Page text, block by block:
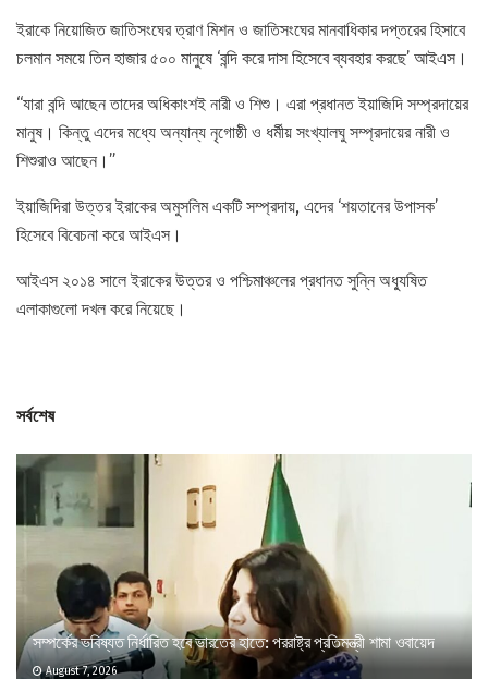
ইরাকে নিয়োজিত জাতিসংঘের ত্রাণ মিশন ও জাতিসংঘের মানবাধিকার দপ্তরের হিসাবে
চলমান সময়ে তিন হাজার ৫০০ মানুষে ‘বন্দি করে দাস হিসেবে ব্যবহার করছে’ আইএস।
“যারা বন্দি আছেন তাদের অধিকাংশই নারী ও শিশু। এরা প্রধানত ইয়াজিদি সম্প্রদায়ের
মানুষ। কিন্তু এদের মধ্যে অন্যান্য নৃগোষ্ঠী ও ধর্মীয় সংখ্যালঘু সম্প্রদায়ের নারী ও
শিশুরাও আছেন।”
ইয়াজিদিরা উত্তর ইরাকের অমুসলিম একটি সম্প্রদায়, এদের ‘শয়তানের উপাসক’
হিসেবে বিবেচনা করে আইএস।
আইএস ২০১৪ সালে ইরাকের উত্তর ও পশ্চিমাঞ্চলের প্রধানত সুন্নি অধ্যুষিত
এলাকাগুলো দখল করে নিয়েছে।
সর্বশেষ
সম্পর্কের ভবিষ্যত নির্ধারিত হবে ভারতের হাতে: পররাষ্ট্র প্রতিমন্ত্রী শামা ওবায়েদ
August 7, 2026